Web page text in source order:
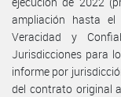
ampliación hasta
Veracidad y
Jurisdicciones para
informe por
del contrato original